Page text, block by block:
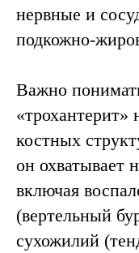
нервные и
подкожно-
Важно
«трохантерит»
костных
он охватывает
включая
(вертельный
сухожилий